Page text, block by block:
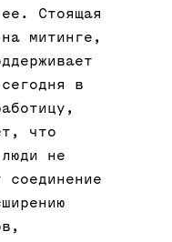
Стоящая
митинге,
в
что
не